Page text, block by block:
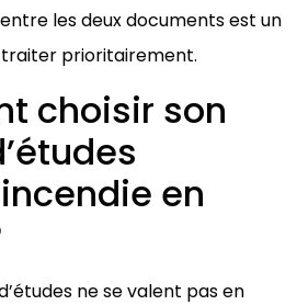
les deux documents est un
traiter prioritairement.
choisir son
en
ne se valent pas en